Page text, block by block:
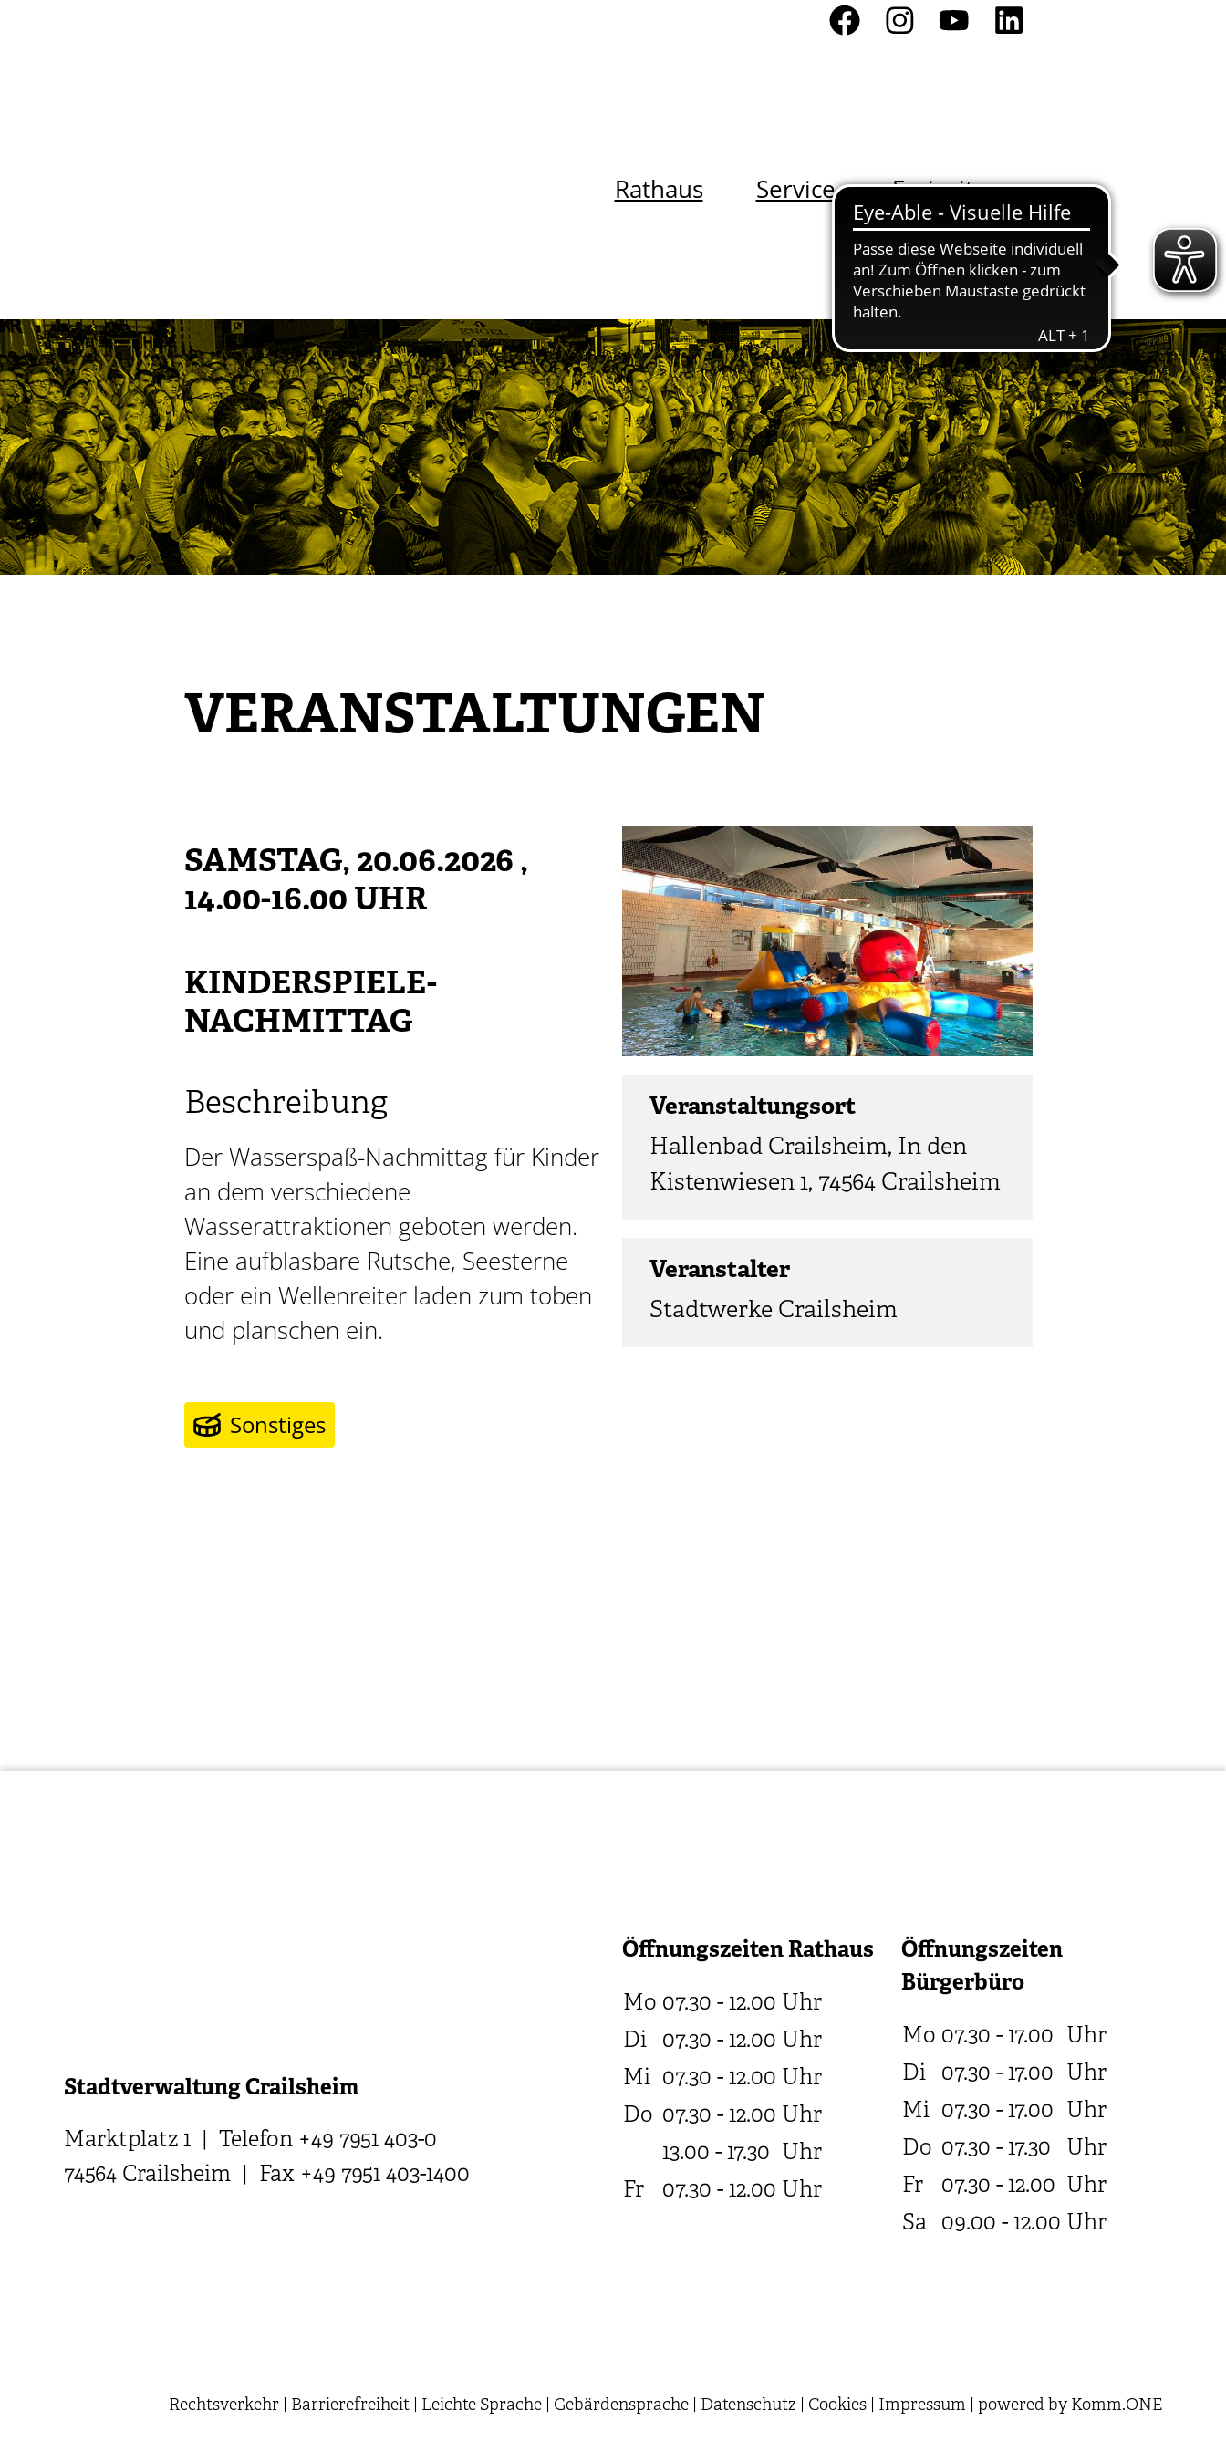
Rathaus Service Freizeit
VERANSTALTUNGEN
SAMSTAG, 20.06.2026 ,
14.00-16.00 UHR
KINDERSPIELE-
NACHMITTAG
Beschreibung
Der Wasserspaß-Nachmittag für Kinder
an dem verschiedene
Wasserattraktionen geboten werden.
Eine aufblasbare Rutsche, Seesterne
oder ein Wellenreiter laden zum toben
und planschen ein.
Sonstiges
Veranstaltungsort
Hallenbad Crailsheim, In den
Kistenwiesen 1, 74564 Crailsheim
Veranstalter
Stadtwerke Crailsheim
Stadtverwaltung Crailsheim
Marktplatz 1 | Telefon +49 7951 403-0
74564 Crailsheim | Fax +49 7951 403-1400
Öffnungszeiten Rathaus
Mo 07.30 - 12.00 Uhr
Di 07.30 - 12.00 Uhr
Mi 07.30 - 12.00 Uhr
Do 07.30 - 12.00 Uhr
13.00 - 17.30 Uhr
Fr
07.30 - 12.00 Uhr
Öffnungszeiten
Bürgerbüro
Mo 07.30 - 17.00 Uhr
Di 07.30 - 17.00 Uhr
Mi 07.30 - 17.00 Uhr
Do 07.30 - 17.30
Uhr
Fr
07.30 - 12.00 Uhr
Sa 09.00 - 12.00 Uhr
Rechtsverkehr Barrierefreiheit Leichte Sprache Gebärdensprache Datenschutz Cookies Impressum powered by Komm.ONE